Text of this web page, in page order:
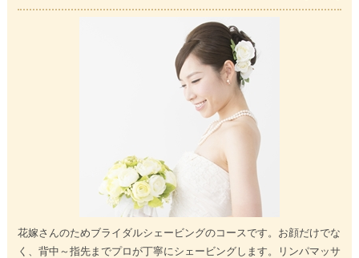
花嫁さんのためブライダルシェービングのコースです。お顔だけでな
く、背中～指先までプロが丁寧にシェービングします。リンパマッサ